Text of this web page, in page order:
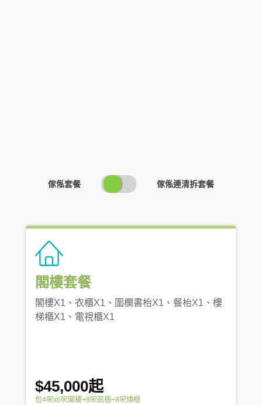
傢俬套餐
SWITCH
PRICING
傢俬連清拆套餐
閣樓套餐
閣樓X1、衣櫃X1、圍欄書枱X1、餐枱X1、樓
梯櫃X1、電視櫃X1
$45,000起
包4呎x6呎閣樓+8呎高櫃+8呎矮櫃